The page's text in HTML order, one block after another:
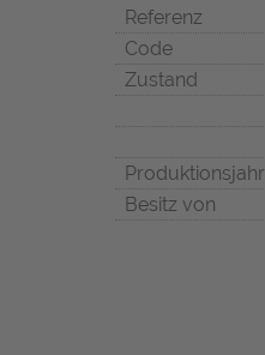
Referenz
Code
Zustand
Produktionsjahr
Besitz von